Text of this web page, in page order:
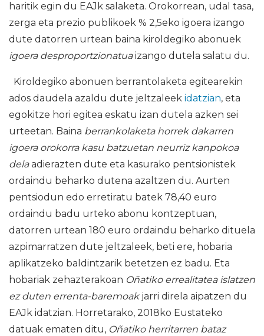
haritik egin du EAJk salaketa. Orokorrean, udal tasa,
zerga eta prezio publikoek % 2,5eko igoera izango
dute datorren urtean baina kiroldegiko abonuek
igoera desproportzionatuaizango dutela salatu du.
Kiroldegiko abonuen berrantolaketa egitearekin
ados daudela azaldu dute jeltzaleek idatzian, eta
egokitze hori egitea eskatu izan dutela azken sei
urteetan. Baina berrankolaketa horrek dakarren
igoera orokorra kasu batzuetan neurriz kanpokoa
delaadierazten dute eta kasurako pentsionistek
ordaindu beharko dutena azaltzen du. Aurten
pentsiodun edo erretiratu batek 78,40 euro
ordaindu badu urteko abonu kontzeptuan,
datorren urtean 180 euro ordaindu beharko dituela
azpimarratzen dute jeltzaleek, beti ere, hobaria
aplikatzeko baldintzarik betetzen ez badu. Eta
hobariak zehazterakoan Oñatiko errealitatea islatzen
ez duten errenta-baremoakjarri direla aipatzen du
EAJk idatzian. Horretarako, 2018ko Eustateko
datuak ematen ditu, Oñatiko herritarren bataz